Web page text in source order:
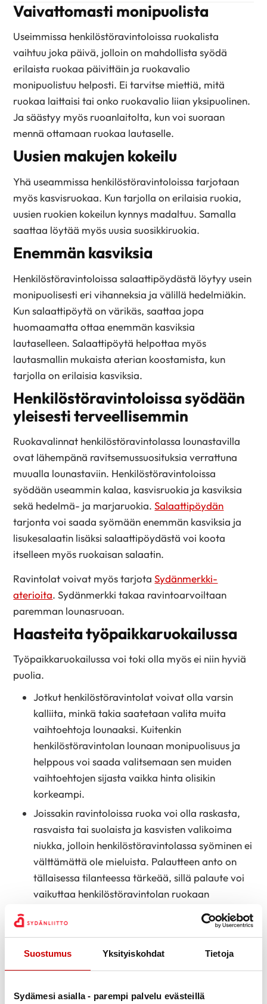
Suostumus Yksityiskohdat Tietoja
Sydämesi asialla - parempi palvelu evästeillä
Vaivattomasti monipuolista
Useimmissa henkilöstöravintoloissa ruokalista
vaihtuu joka päivä, jolloin on mahdollista syödä
erilaista ruokaa päivittäin ja ruokavalio
monipuolistuu helposti. Ei tarvitse miettiä, mitä
ruokaa laittaisi tai onko ruokavalio liian yksipuolinen.
Ja säästyy myös ruoanlaitolta, kun voi suoraan
mennä ottamaan ruokaa lautaselle.
Uusien makujen kokeilu
Yhä useammissa henkilöstöravintoloissa tarjotaan
myös kasvisruokaa. Kun tarjolla on erilaisia ruokia,
uusien ruokien kokeilun kynnys madaltuu. Samalla
saattaa löytää myös uusia suosikkiruokia.
Enemmän kasviksia
Henkilöstöravintoloissa salaattipöydästä löytyy usein
monipuolisesti eri vihanneksia ja välillä hedelmiäkin.
Kun salaattipöytä on värikäs, saattaa jopa
huomaamatta ottaa enemmän kasviksia
lautaselleen. Salaattipöytä helpottaa myös
lautasmallin mukaista aterian koostamista, kun
tarjolla on erilaisia kasviksia.
Henkilöstöravintoloissa syödään
yleisesti terveellisemmin
Ruokavalinnat henkilöstöravintolassa lounastavilla
ovat lähempänä ravitsemussuosituksia verrattuna
muualla lounastaviin. Henkilöstöravintoloissa
syödään useammin kalaa, kasvisruokia ja kasviksia
sekä hedelmä- ja marjaruokia.Salaattipöydän
tarjonta voi saada syömään enemmän kasviksia ja
lisukesalaatin lisäksi salaattipöydästä voi koota
itselleen myös ruokaisan salaatin.
Ravintolat voivat myös tarjotaSydänmerkki-
aterioita. Sydänmerkki takaa ravintoarvoiltaan
paremman lounasruoan.
Haasteita työpaikkaruokailussa
Työpaikkaruokailussa voi toki olla myös ei niin hyviä
puolia.
Jotkut henkilöstöravintolat voivat olla varsin
kalliita, minkä takia saatetaan valita muita
vaihtoehtoja lounaaksi. Kuitenkin
henkilöstöravintolan lounaan monipuolisuus ja
helppous voi saada valitsemaan sen muiden
vaihtoehtojen sijasta vaikka hinta olisikin
korkeampi.
Joissakin ravintoloissa ruoka voi olla raskasta,
rasvaista tai suolaista ja kasvisten valikoima
niukka, jolloin henkilöstöravintolassa syöminen ei
välttämättä ole mieluista. Palautteen anto on
tällaisessa tilanteessa tärkeää, sillä palaute voi
vaikuttaa henkilöstöravintolan ruokaan
Jos ravintola toimii noutopöytätyylillä,
rahalle saa vastinetta. Tämä voi altistaa lounaan
sopiva annos ensin ja jos annoksen syötyään on